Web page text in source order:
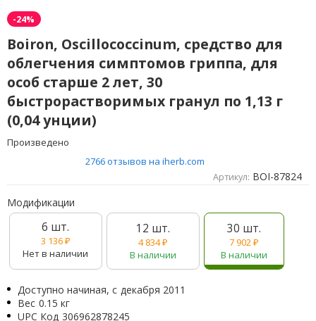
-24%
Boiron, Oscillococcinum, средство для
облегчения симптомов гриппа, для
особ старше 2 лет, 30
быстрорастворимых гранул по 1,13 г
(0,04 унции)
Произведено
2766 отзывов на iherb.com
Артикул: BOI-87824
Модификации
6 шт.
3 136₽
Нет в наличии
12 шт.
4 834₽
В наличии
30 шт.
7 902₽
В наличии
Доступно начиная, с декабря 2011
Вес 0.15 кг
UPC Код 306962878245